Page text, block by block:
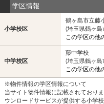
学区情報
小学校区
鶴ヶ島市立藤
(埼玉県鶴ヶ島
この学区の他
中学校区
藤中学校
(埼玉県鶴ヶ島
この学区の他
※物件情報の学区情報について
当サイト物件情報に記載されており
ウンロードサービスが提供する小学